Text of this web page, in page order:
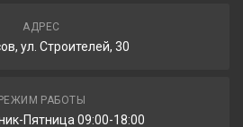
АДРЕС
ул. Строителей, 30
РЕЖИМ РАБОТЫ
Пятница 09:00-18:00